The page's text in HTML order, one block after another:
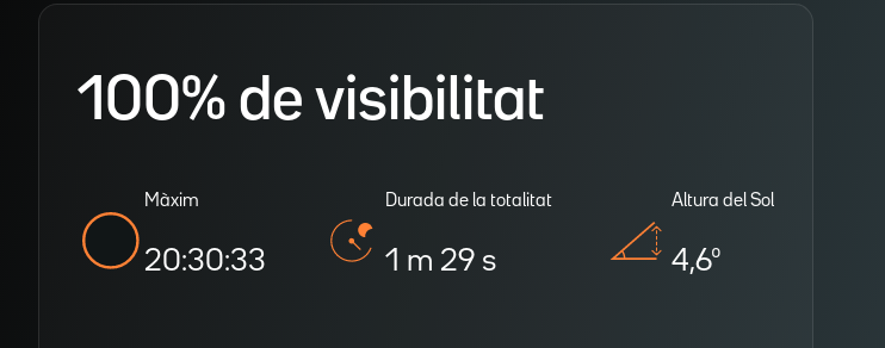
100% de visibilitat
Màxim
20:30:33
Durada de la totalitat
1 m 29 s
Altura del Sol
4,6º